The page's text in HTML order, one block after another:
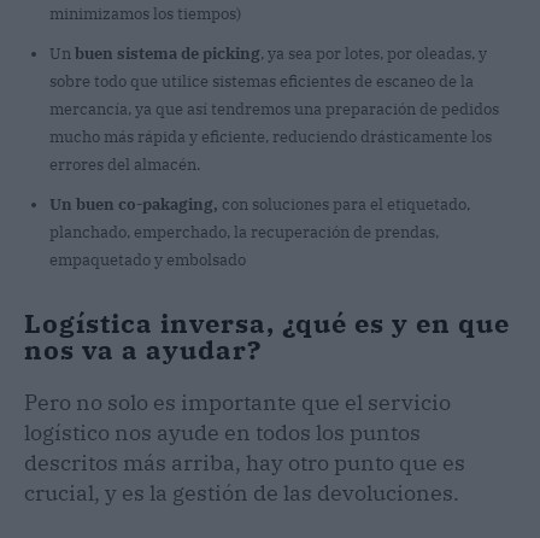
minimizamos los tiempos)
Unbuen sistema de picking, ya sea por lotes, por oleadas, y
sobre todo que utilice sistemas eficientes de escaneo de la
mercancía, ya que así tendremos una preparación de pedidos
mucho más rápida y eficiente, reduciendo drásticamente los
errores del almacén.
Un buen co-pakaging, con soluciones para el etiquetado,
planchado, emperchado, la recuperación de prendas,
empaquetado y embolsado
Logística inversa, ¿qué es y en que
nos va a ayudar?
Pero no solo es importante que el servicio
logístico nos ayude en todos los puntos
descritos más arriba, hay otro punto que es
crucial, y es la gestión de las devoluciones.